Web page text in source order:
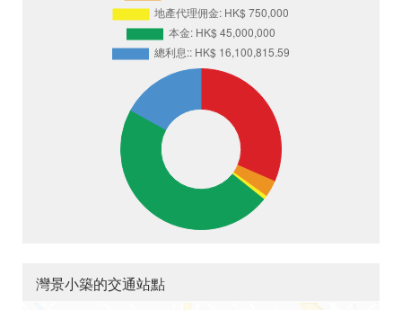
灣景小築的交通站點